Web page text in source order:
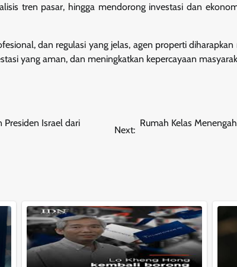
tren pasar, hingga mendorong investasi dan
dan regulasi yang jelas, agen properti
yang aman, dan meningkatkan kepercayaan
Israel dari
Next:
Rumah Kelas